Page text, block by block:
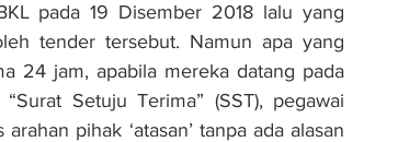
pada 19 Disember 2018 lalu yang
tender tersebut. Namun apa yang
24 jam, apabila mereka datang pada
Setuju Terima” (SST), pegawai
pihak ‘atasan’ tanpa ada alasan